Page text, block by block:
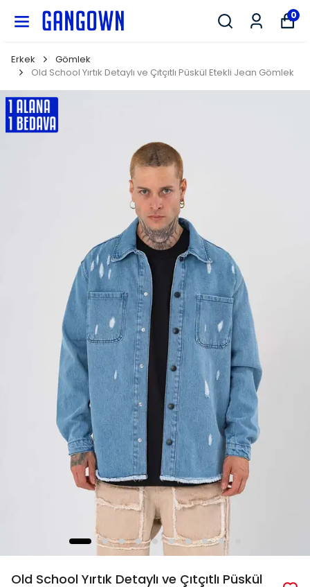
0
Erkek
Gömlek
Old School Yırtık Detaylı ve Çıtçıtlı Püskül Etekli Jean Gömlek
Old School Yırtık Detaylı ve Çıtçıtlı Püskül